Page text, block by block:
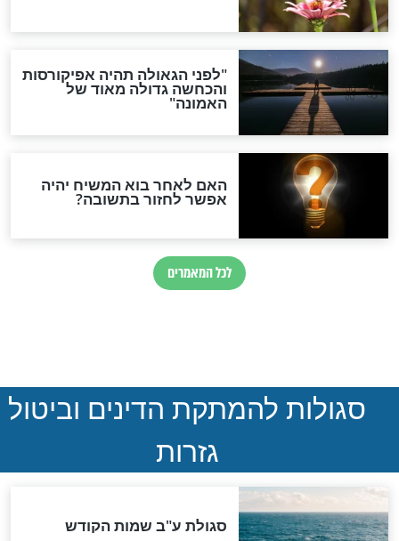
ההסכם החשאי של טראמפ
ואיראן: בלי שקיפות ועם הרבה
סימני שאלה
המסמך האבוד שנחשף
במרתפי מוסקבה: כתב היד
הנדיר של הרשב"ם התגלה
לכל המאמרים
אחרית הימים